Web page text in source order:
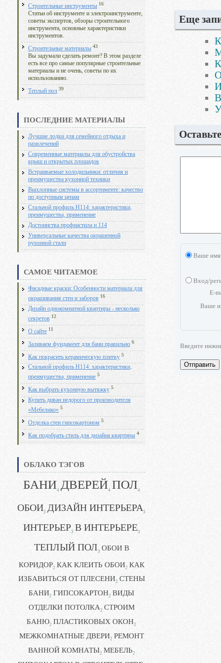
Строительные инструменты 16
Статьи об инструменте и электроинструменте,
советы экспертов, обзоры строительного
инструмента, основные характеристики
инструментов.
Строительные материалы 43
Вы задумали сделать ремонт? В этом разделе
есть все про самые популярные строительные
материалы и не очень, советы по их
использованию.
Теплый пол 39
ПОСЛЕДНИЕ МАТЕРИАЛЫ
Лучшие лодки для семейного отдыха и
развлечений
Современные материалы для обустройства
крыш и открытых площадок
Встраиваемые холодильники: отличия и
преимущества кухонной техники
Выхлопные системы в ассортименте: качество
по доступным ценам
Стальной профиль Н114: характеристики,
преимущества, применение
Достоинства профнастила н 114
Универсальные качества окрашенной
рулонной стали
САМОЕ ЧИТАЕМОЕ
Фасадные краски: Особенности материала для
окрашивания стен и заборов 16
Дизайн однокомнатной квартиры - несколько
секретов 12
О сайте 11
Заливаем фундамент для бани правильно 6
Как покрасить керамическую плитку 5
Стальной профиль Н114: характеристики,
преимущества, применение 5
Как выбрать кухонную вытяжку 5
Купить диван недорого от производителя
«Мебелико» 5
Отделка стен гипсокартоном 5
Как подобрать стиль для дизайна квартиры 4
ОБЛАКО ТЭГОВ
БАНИ4 ДВЕРЕЙ4 ПОЛ4
ОБОИ3 ДИЗАЙН ИНТЕРЬЕРА3
ИНТЕРЬЕР3 В ИНТЕРЬЕРЕ3
ТЕПЛЫЙ ПОЛ3 ОБОИ В
КОРИДОР2 КАК КЛЕИТЬ ОБОИ2 КАК
ИЗБАВИТЬСЯ ОТ ПЛЕСЕНИ2 СТЕНЫ
БАНИ2 ГИПСОКАРТОН2 ВИДЫ
ОТДЕЛКИ ПОТОЛКА2 СТРОИМ
БАНЮ2 ПЛАСТИКОВЫХ ОКОН2
МЕЖКОМНАТНЫЕ ДВЕРИ2 РЕМОНТ
ВАННОЙ КОМНАТЫ2 МЕБЕЛЬ2
Еще
Ваше имя
Вход/
E-
Ваше
Введите
Отправить